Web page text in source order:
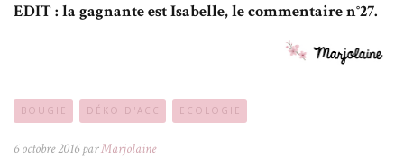
EDIT : la gagnante est Isabelle, le commentaire n°27.
BOUGIE DÉKO D'ACC ECOLOGIE
6 octobre 2016 parMarjolaine